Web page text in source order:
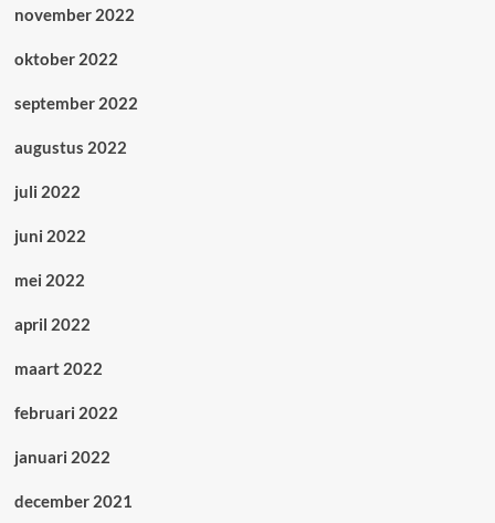
november 2022
oktober 2022
september 2022
augustus 2022
juli 2022
juni 2022
mei 2022
april 2022
maart 2022
februari 2022
januari 2022
december 2021